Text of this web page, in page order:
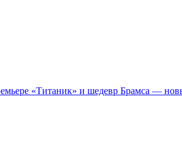
«Титаник» и шедевр Брамса —